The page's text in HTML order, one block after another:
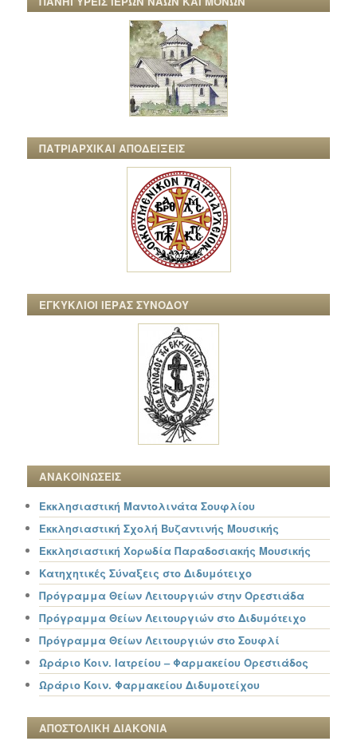
ΠΑΤΡΙΑΡΧΙΚΑΙ ΑΠΟΔΕΙΞΕΙΣ
ΕΓΚΥΚΛΙΟΙ ΙΕΡΑΣ ΣΥΝΟΔΟΥ
ΑΝΑΚΟΙΝΩΣΕΙΣ
Εκκλησιαστική Μαντολινάτα Σουφλίου
Εκκλησιαστική Σχολή Βυζαντινής Μουσικής
Εκκλησιαστική Χορωδία Παραδοσιακής Μουσικής
Κατηχητικές Σύναξεις στο Διδυμότειχο
Πρόγραμμα Θείων Λειτουργιών στην Ορεστιάδα
Πρόγραμμα Θείων Λειτουργιών στο Διδυμότειχο
Πρόγραμμα Θείων Λειτουργιών στο Σουφλί
Ωράριο Κοιν. Ιατρείου – Φαρμακείου Ορεστιάδος
Ωράριο Κοιν. Φαρμακείου Διδυμοτείχου
ΑΠΟΣΤΟΛΙΚΗ ΔΙΑΚΟΝΙΑ